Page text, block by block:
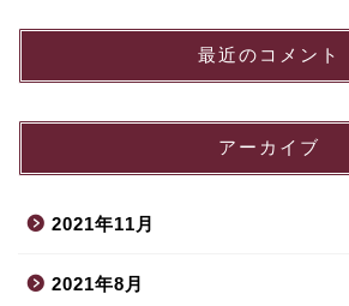
最近のコメント
アーカイブ
2021年11月
2021年8月